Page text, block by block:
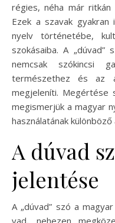
régies, néha már ritkán
Ezek a szavak
nyelv történetébe,
szokásaiba. A
nemcsak szókincsi
természethez és az
megjeleníti. Megértése
megismerjük a magyar
használatának
A dúvad
jelentése
A „dúvad” szó a
vad, nehezen